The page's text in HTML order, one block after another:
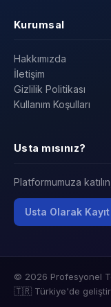
Kurumsal
Hakkımızda
İletişim
Gizlilik Politikası
Kullanım Koşulları
Usta mısınız?
Platformumuza
Usta Olarak Kayıt
© 2026 Profesyonel
🇹🇷 Türkiye'de